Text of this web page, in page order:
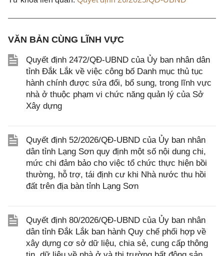
VĂN BẢN CÙNG LĨNH VỰC
Quyết định 2472/QĐ-UBND của Ủy ban nhân dân
tỉnh Đắk Lắk về việc công bố Danh mục thủ tục
hành chính được sửa đổi, bổ sung, trong lĩnh vực
nhà ở thuộc phạm vi chức năng quản lý của Sở
Xây dựng
Quyết định 52/2026/QĐ-UBND của Ủy ban nhân
dân tỉnh Lạng Sơn quy định một số nội dung chi,
mức chi đảm bảo cho việc tổ chức thực hiện bồi
thường, hỗ trợ, tái định cư khi Nhà nước thu hồi
đất trên địa bàn tỉnh Lạng Sơn
Quyết định 80/2026/QĐ-UBND của Ủy ban nhân
dân tỉnh Đắk Lắk ban hành Quy chế phối hợp về
xây dựng cơ sở dữ liệu, chia sẻ, cung cấp thông